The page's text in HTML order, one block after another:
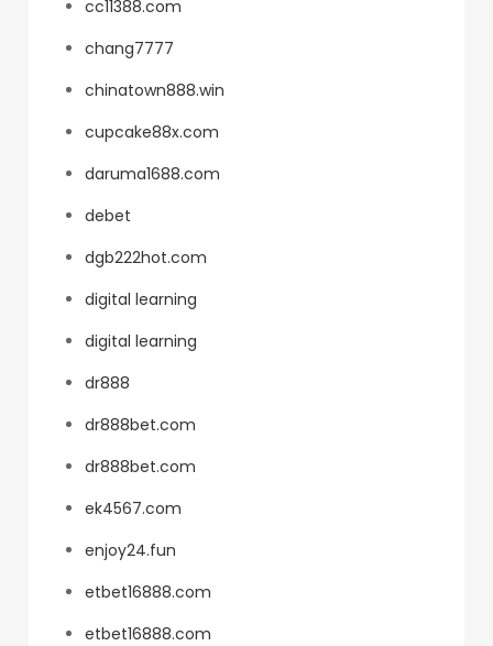
cc11388.com
chang7777
chinatown888.win
cupcake88x.com
daruma1688.com
debet
dgb222hot.com
digital learning
digital learning
dr888
dr888bet.com
dr888bet.com
ek4567.com
enjoy24.fun
etbet16888.com
etbet16888.com